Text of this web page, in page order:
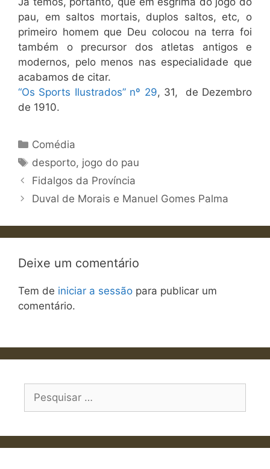
pau, em saltos mortais, duplos saltos, etc, o
primeiro homem que Deu colocou na terra foi
também o precursor dos atletas antigos e
modernos, pelo menos nas especialidade que
acabamos de citar.
“Os Sports Ilustrados” nº 29, 31, de Dezembro
de 1910.
Categorias
Comédia
Etiquetas
desporto, jogo do pau
Fidalgos da Província
Duval de Morais e Manuel Gomes Palma
Deixe um comentário
Tem de iniciar a sessão para publicar um
comentário.
por: